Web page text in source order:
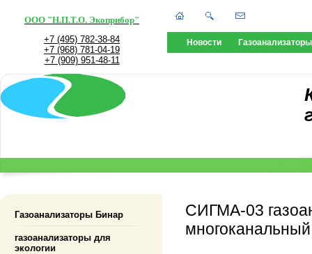
ООО "Н.П.Т.О. Экоприбор"
+7 (495) 782-38-84
+7 (968) 781-04-19
+7 (909) 951-48-11
Новости Газоанализаторы
Газоанализаторы Бинар
газоанализаторы для
экологии
СИГМА-03